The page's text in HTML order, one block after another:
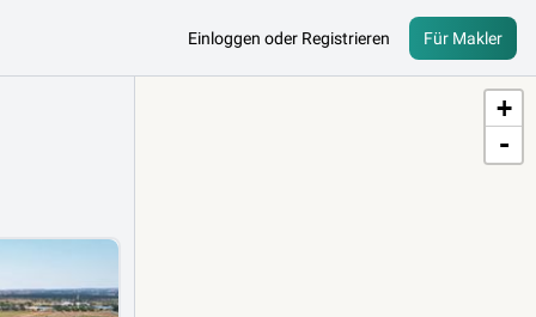
Einloggen oder Registrieren Für Makler
+
-